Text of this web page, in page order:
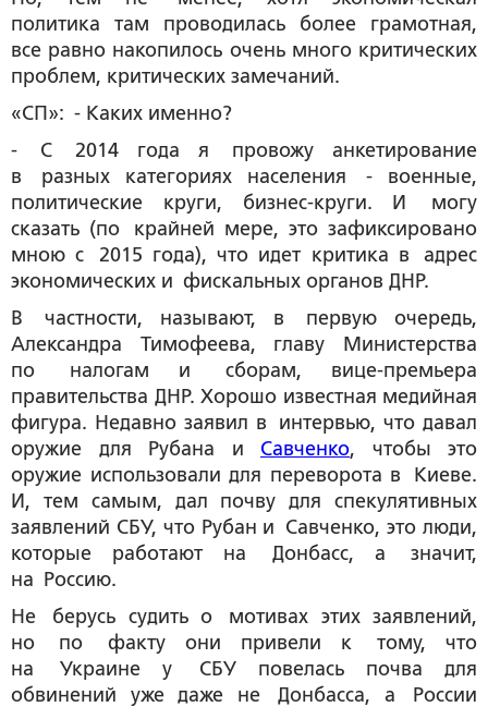
политика там проводилась более грамотная,
все равно накопилось очень много критических
проблем, критических замечаний.
«СП»: - Каких именно?
- С 2014 года я провожу анкетирование
в разных категориях населения - военные,
политические круги, бизнес-круги. И могу
сказать (по крайней мере, это зафиксировано
мною с 2015 года), что идет критика в адрес
экономических и фискальных органов ДНР.
В частности, называют, в первую очередь,
Александра Тимофеева, главу Министерства
по налогам и сборам, вице-премьера
правительства ДНР. Хорошо известная медийная
фигура. Недавно заявил в интервью, что давал
оружие для
Рубана и Савченко, чтобы это
оружие использовали для переворота в Киеве.
И, тем самым, дал почву для спекулятивных
заявлений СБУ, что Рубан и Савченко, это люди,
которые работают на Донбасс, а значит,
на Россию.
Не берусь судить о мотивах этих заявлений,
но по факту они привели к тому, что
на Украине у СБУ повелась почва для
обвинений уже даже не Донбасса, а России